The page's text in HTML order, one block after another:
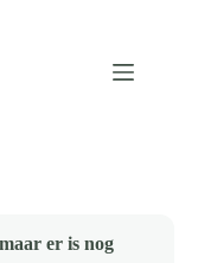
er is nog